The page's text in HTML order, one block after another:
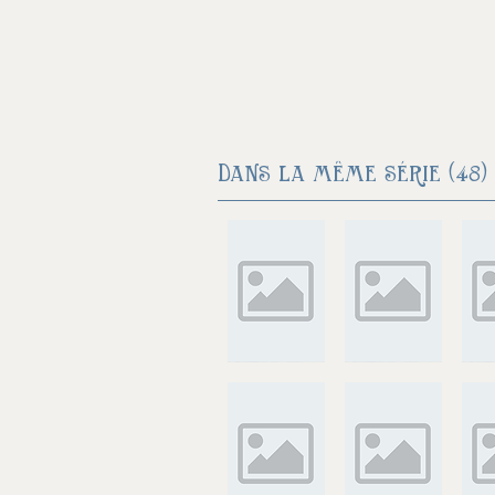
Dans la même série (48)